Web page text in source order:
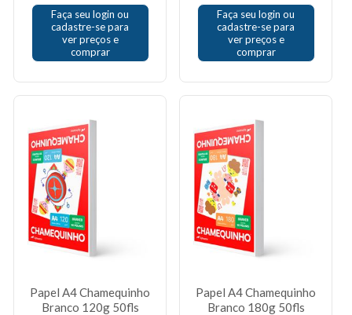
Faça seu login ou
cadastre-se para
ver preços e
comprar
Faça seu login ou
cadastre-se para
ver preços e
comprar
Papel A4 Chamequinho
Branco 120g 50fls
Papel A4 Chamequinho
Branco 180g 50fls